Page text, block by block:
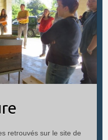
retrouvés sur le site de